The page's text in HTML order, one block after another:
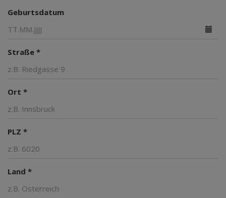
Geburtsdatum
Straße *
Ort *
PLZ *
Land *